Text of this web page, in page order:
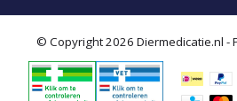
© Copyright 2026 Diermedicatie.nl -